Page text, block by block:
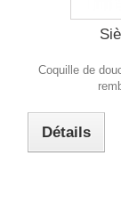
Coquille de
Détails